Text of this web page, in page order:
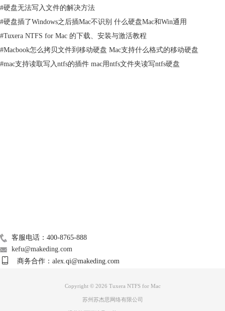
图片3：Paragon NTFS for Mac 操作界面
它的便捷性主要体现在可以通过简洁的快捷菜单栏执行NTFS驱动器的常
#硬盘无法写入文件的解决方法
#硬盘插了Windows之后插Mac不识别 什么硬盘Mac和Win通用
#Tuxera NTFS for Mac 的下载、安装与激活教程
#Macbook怎么拷贝文件到移动硬盘 Mac支持什么格式的移动硬盘
#mac支持读取写入ntfs的插件 mac用ntfs文件夹读写ntfs硬盘
客服电话：400-8765-888
kefu@makeding.com
商务合作：alex.qi@makeding.com
Copyright © 2026 Tuxera NTFS for Mac
苏州苏杰思网络有限公司